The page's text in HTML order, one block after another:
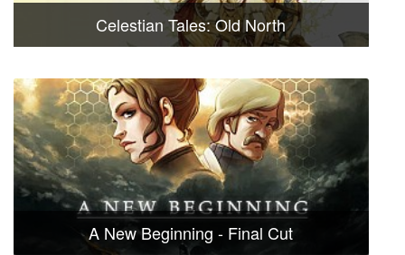
Celestian Tales: Old North
A New Beginning - Final Cut